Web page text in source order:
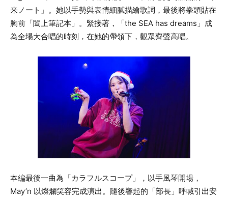
来ノート」。她以手勢與表情細膩描繪歌詞，最後將拳頭貼在
胸前「闔上筆記本」。緊接著，「the SEA has dreams」成
為全場大合唱的時刻，在她的帶領下，觀眾齊聲高唱。
本編最後一曲為「カラフルスコープ」，以手風琴開場，
May’n 以燦爛笑容完成演出。隨後響起的「部長」呼喊引出安